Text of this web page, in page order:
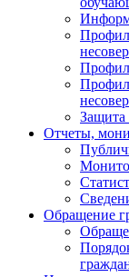
Защита
Отчеты,
Обращение